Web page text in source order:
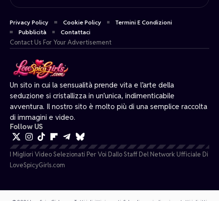
Un sito in cui la sensualità prende vita e l’arte della
seduzione si cristallizza in un’unica, indimenticabile
avventura. Il nostro sito è molto più di una semplice raccolta
di immagini e video.
Follow US
I Migliori Video Selezionati Per Voi Dallo Staff Del Network Ufficiale Di
LoveSpicyGirls.com
Privacy Policy Cookie Policy
Termini E Condizioni
Pubblicità
Contattaci
Contact Us For Your Advertisement